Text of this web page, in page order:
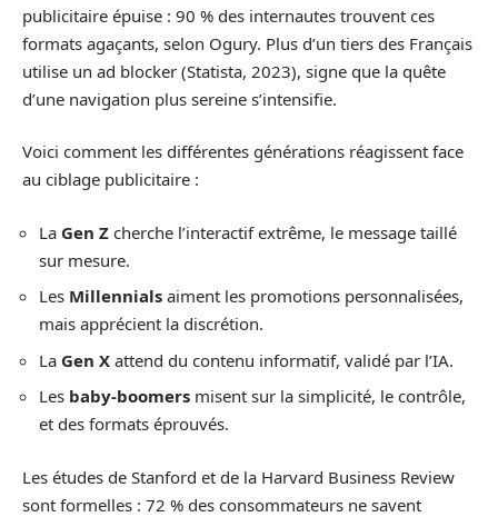
publicitaire épuise : 90 % des internautes trouvent ces
formats agaçants, selon Ogury. Plus d’un tiers des Français
utilise un ad blocker (Statista, 2023), signe que la quête
d’une navigation plus sereine s’intensifie.
Voici comment les différentes générations réagissent face
au ciblage publicitaire :
La Gen Z cherche l’interactif extrême, le message taillé
sur mesure.
Les Millennials aiment les promotions personnalisées,
mais apprécient la discrétion.
La Gen X attend du contenu informatif, validé par l’IA.
Les baby-boomers misent sur la simplicité, le contrôle,
et des formats éprouvés.
Les études de Stanford et de la Harvard Business Review
sont formelles : 72 % des consommateurs ne savent